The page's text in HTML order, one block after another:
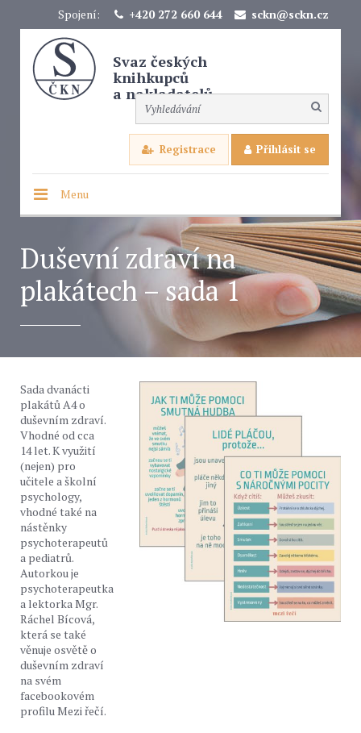
Spojení: +420 272 660 644 sckn@sckn.cz
Svaz českých
knihkupců
a nakladatelů
Registrace Přihlásit se
Menu
Duševní zdraví na
plakátech – sada 1
Sada dvanácti
plakátů A4 o
duševním zdraví.
Vhodné od cca
14 let. K využití
(nejen) pro
učitele a školní
psychology,
vhodné také na
nástěnky
psychoterapeutů
a pediatrů.
Autorkou je
psychoterapeutka
a lektorka Mgr.
Ráchel Bícová,
která se také
věnuje osvětě o
duševním zdraví
na svém
facebookovém
profilu Mezi řečí.